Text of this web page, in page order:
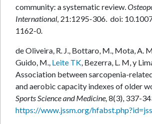
community: a systematic review.
International, 21:1295-306. doi:
1162-0.
de Oliveira, R. J., Bottaro, M., Mota, A.
Guido, M., Leite TK, Bezerra, L. M, y
Association between sarcopenia-
and aerobic capacity indexes of older
Sports Science and Medicine,8(3), 337-
https://www.jssm.org/